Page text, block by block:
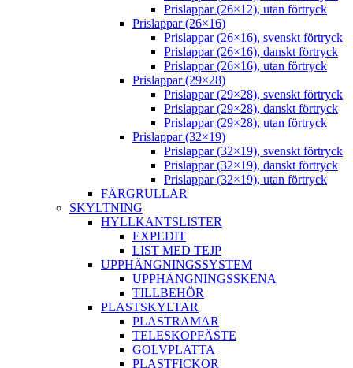
Prislappar (26×12), utan förtryck
Prislappar (26×16)
Prislappar (26×16), svenskt förtryck
Prislappar (26×16), danskt förtryck
Prislappar (26×16), utan förtryck
Prislappar (29×28)
Prislappar (29×28), svenskt förtryck
Prislappar (29×28), danskt förtryck
Prislappar (29×28), utan förtryck
Prislappar (32×19)
Prislappar (32×19), svenskt förtryck
Prislappar (32×19), danskt förtryck
Prislappar (32×19), utan förtryck
FÄRGRULLAR
SKYLTNING
HYLLKANTSLISTER
EXPEDIT
LIST MED TEJP
UPPHÄNGNINGSSYSTEM
UPPHÄNGNINGSSKENA
TILLBEHÖR
PLASTSKYLTAR
PLASTRAMAR
TELESKOPFÄSTE
GOLVPLATTA
PLASTFICKOR